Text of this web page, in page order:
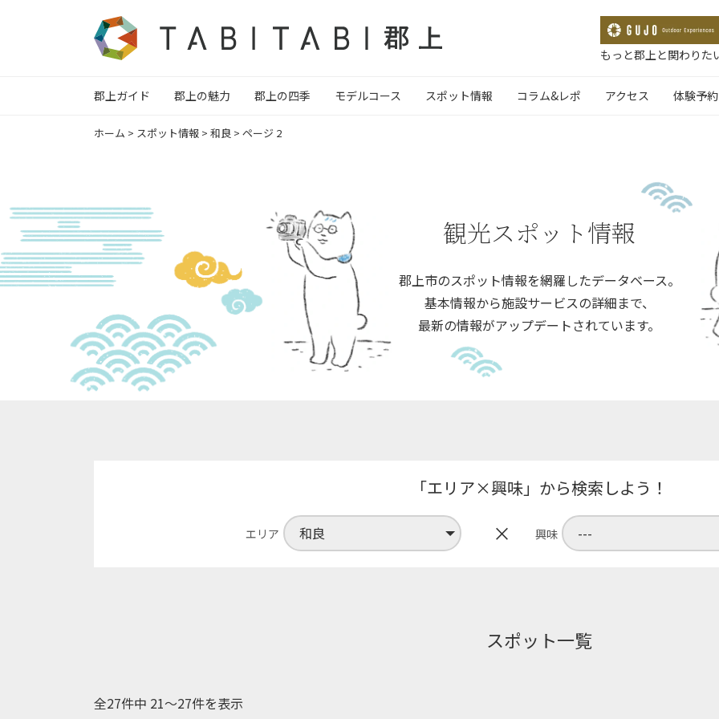
もっと郡上と関わりた
郡上ガイド 郡上の魅力 郡上の四季 モデルコース スポット情報 コラム&レポ アクセス 体験予約
ホーム > スポット情報 > 和良 > ページ 2
観光スポット情報
郡上市のスポット情報を網羅したデータベース。
基本情報から施設サービスの詳細まで、
最新の情報がアップデートされています。
「エリア×興味」から検索しよう！
エリア × 興味
スポット一覧
全27件中 21〜27件を表示